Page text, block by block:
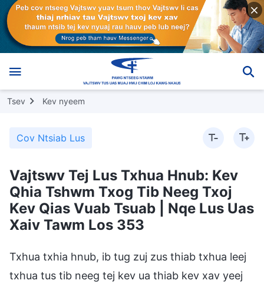
Tsev Kev nyeem
Cov Ntsiab Lus
Vajtswv Tej Lus Txhua Hnub: Kev
Qhia Tshwm Txog Tib Neeg Txoj
Kev Qias Vuab Tsuab | Nqe Lus Uas
Xaiv Tawm Los 353
Txhua txhia hnub, ib tug zuj zus thiab txhua leej
txhua tus tib neeg tej kev ua thiab kev xav yeej